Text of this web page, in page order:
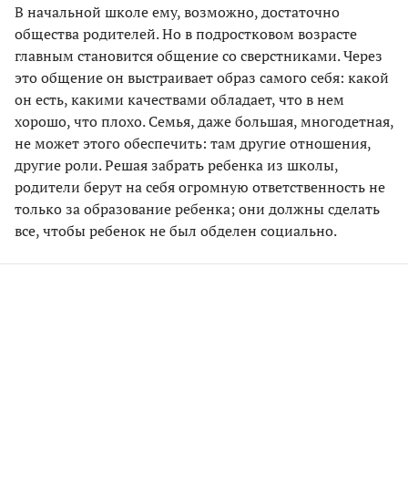
В начальной школе ему, возможно, достаточно
общества родителей. Но в подростковом возрасте
главным становится общение со сверстниками. Через
это общение он выстраивает образ самого себя: какой
он есть, какими качествами обладает, что в нем
хорошо, что плохо. Семья, даже большая, многодетная,
не может этого обеспечить: там другие отношения,
другие роли. Решая забрать ребенка из школы,
родители берут на себя огромную ответственность не
только за образование ребенка; они должны сделать
все, чтобы ребенок не был обделен социально.